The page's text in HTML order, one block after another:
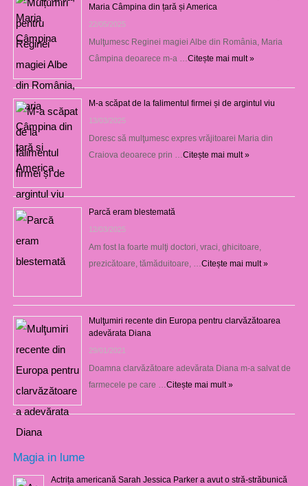
Maria Câmpina din țară și America
22/05/2025
Mulţumesc Reginei magiei Albe din România, Maria
Câmpina deoarece m-a … Citește mai mult »
M-a scăpat de la falimentul firmei și de argintul viu
13/03/2025
Doresc să mulţumesc expres vrăjitoarei Maria din
Craiova deoarece prin … Citește mai mult »
Parcă eram blestemată
12/03/2025
Am fost la foarte mulţi doctori, vraci, ghicitoare,
prezicătoare, tămăduitoare, … Citește mai mult »
Mulţumiri recente din Europa pentru clarvăzătoarea
adevărata Diana
29/01/2021
Doamna clarvăzătoare adevărata Diana m-a salvat de
farmecele pe care … Citește mai mult »
Magia in lume
Actrița americană Sarah Jessica Parker a avut o stră-străbunică